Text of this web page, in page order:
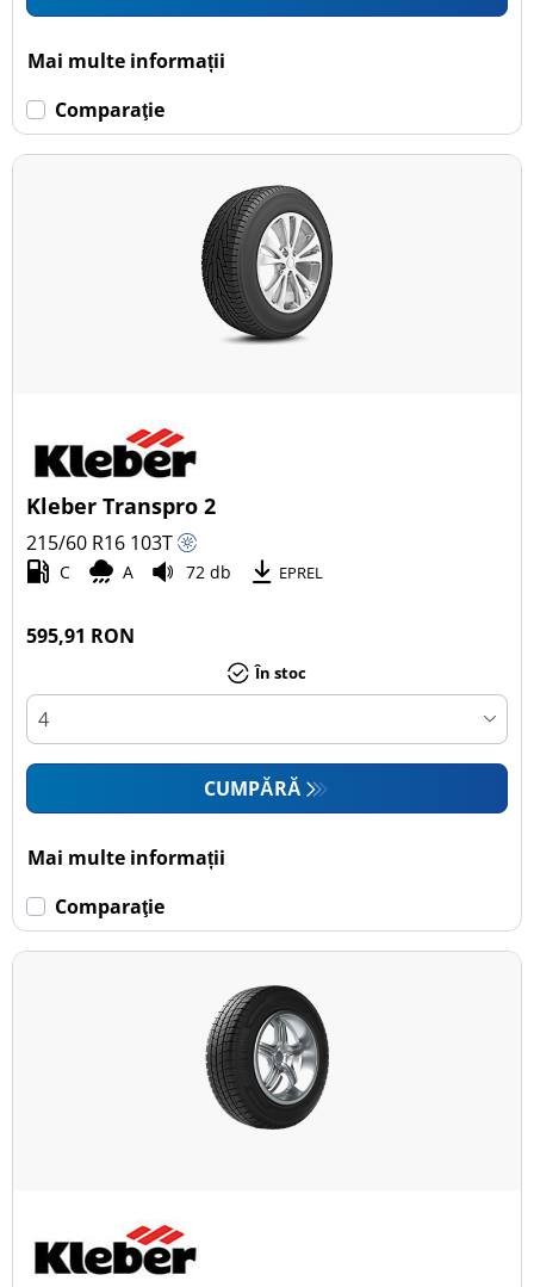
Mai multe informații
Comparaţie
Kleber Transpro 2
215/60 R16 103T
C A 72 db EPREL
595,91 RON
În stoc
CUMPĂRĂ
Mai multe informații
Comparaţie